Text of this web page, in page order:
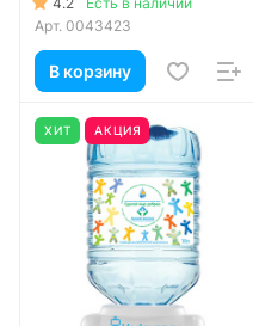
Арт. 0043423
В корзину
ХИТ АКЦИЯ